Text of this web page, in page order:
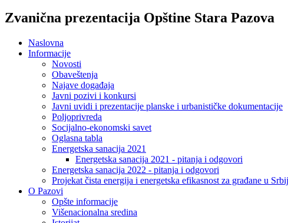
Zvanična prezentacija Opštine Stara Pazova
Naslovna
Informacije
Novosti
Obaveštenja
Najave događaja
Javni pozivi i konkursi
Javni uvidi i prezentacije planske i urbanističke dokumentacije
Poljoprivreda
Socijalno-ekonomski savet
Oglasna tabla
Energetska sanacija 2021
Energetska sanacija 2021 - pitanja i odgovori
Energetska sanacija 2022 - pitanja i odgovori
Projekat čista energija i energetska efikasnost za građane u
O Pazovi
Opšte informacije
Višenacionalna sredina